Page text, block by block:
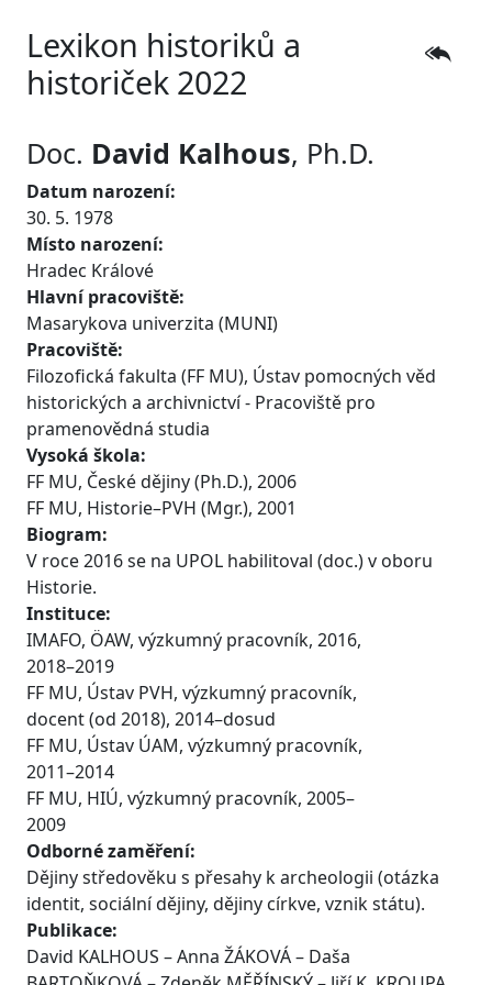
Lexikon historiků a
historiček 2022
Doc. David Kalhous, Ph.D.
Datum narození:
30. 5. 1978
Místo narození:
Hradec Králové
Hlavní pracoviště:
Masarykova univerzita (MUNI)
Pracoviště:
Filozofická fakulta (FF MU), Ústav pomocných věd
historických a archivnictví - Pracoviště pro
pramenovědná studia
Vysoká škola:
FF MU, České dějiny (Ph.D.), 2006
FF MU, Historie–PVH (Mgr.), 2001
Biogram:
V roce 2016 se na UPOL habilitoval (doc.) v oboru
Historie.
Instituce:
IMAFO, ÖAW, výzkumný pracovník, 2016,
2018–2019
FF MU, Ústav PVH, výzkumný pracovník,
docent (od 2018), 2014–dosud
FF MU, Ústav ÚAM, výzkumný pracovník,
2011–2014
FF MU, HIÚ, výzkumný pracovník, 2005–
2009
Odborné zaměření:
Dějiny středověku s přesahy k archeologii (otázka
identit, sociální dějiny, dějiny církve, vznik státu).
Publikace:
David KALHOUS – Anna ŽÁKOVÁ – Daša